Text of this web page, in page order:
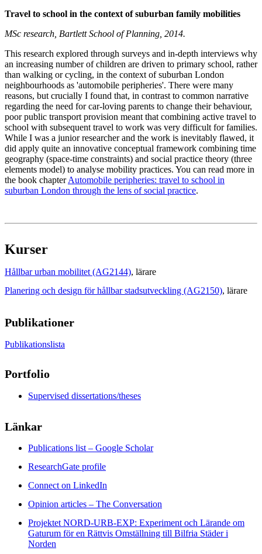
Travel to school in the context of suburban family mobilities
MSc research, Bartlett School of Planning, 2014.
This research explored through surveys and in-depth interviews why
an increasing number of children are driven to primary school, rather
than walking or cycling, in the context of suburban London
neighbourhoods as 'automobile peripheries'. There were many
reasons, but crucially I found that, in contrast to common narrative
regarding the need for car-loving parents to change their behaviour,
poor public transport provision meant that combining active travel to
school with subsequent travel to work was very difficult for families.
While I was a junior researcher and the work is inevitably flawed, it
did apply quite an innovative conceptual framework combining time
geography (space-time constraints) and social practice theory (three
elements model) to analyse mobility practices. You can read more in
the book chapterAutomobile peripheries: travel to school in
suburban London through the lens of social practice.
Kurser
Hållbar urban mobilitet (AG2144), lärare
Planering och design för hållbar stadsutveckling (AG2150), lärare
Publikationer
Publikationslista
Portfolio
Supervised dissertations/theses
Länkar
Publications list – Google Scholar
ResearchGate profile
Connect on LinkedIn
Opinion articles – The Conversation
Projektet NORD-URB-EXP: Experiment och Lärande om
Gaturum för en Rättvis Omställning till Bilfria Städer i
Norden